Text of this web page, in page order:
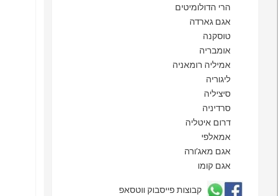
הרי הדולומיטים
אגם גארדה
טוסקנה
אומבריה
אמיליה רומאניה
ליגוריה
סיציליה
סרדיניה
דרום איטליה
אמאלפי
אגם מאג’ורה
אגם קומו
קבוצות פייסבוק ווטסאפ